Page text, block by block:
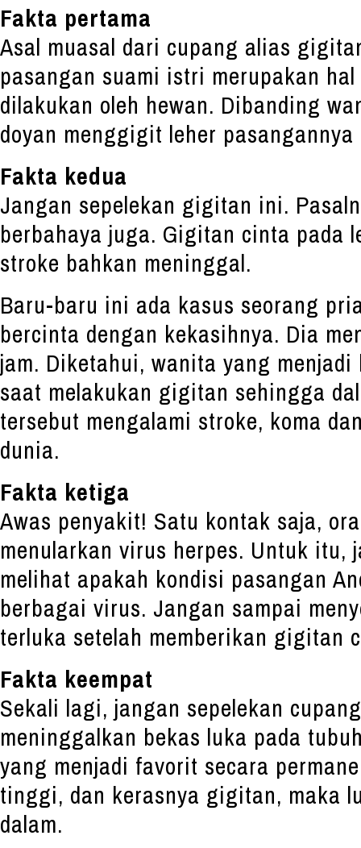
Fakta pertama
Asal muasal dari cupang alias
pasangan suami istri merupakan
dilakukan oleh hewan. Dibanding
doyan menggigit leher
Fakta kedua
Jangan sepelekan gigitan ini.
berbahaya juga. Gigitan cinta pada
stroke bahkan meninggal.
Baru-baru ini ada kasus seorang
bercinta dengan kekasihnya. Dia
jam. Diketahui, wanita yang
saat melakukan gigitan sehingga
tersebut mengalami stroke, koma
dunia.
Fakta ketiga
Awas penyakit! Satu kontak saja,
menularkan virus herpes. Untuk itu,
melihat apakah kondisi pasangan
berbagai virus. Jangan sampai
terluka setelah memberikan gigitan
Fakta keempat
Sekali lagi, jangan sepelekan
meninggalkan bekas luka pada
yang menjadi favorit secara
tinggi, dan kerasnya gigitan, maka
dalam.